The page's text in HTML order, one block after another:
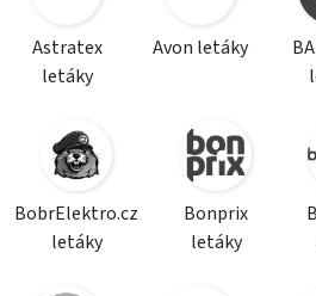
Astratex
letáky
Avon letáky
BobrElektro.cz
letáky
Bonprix
letáky